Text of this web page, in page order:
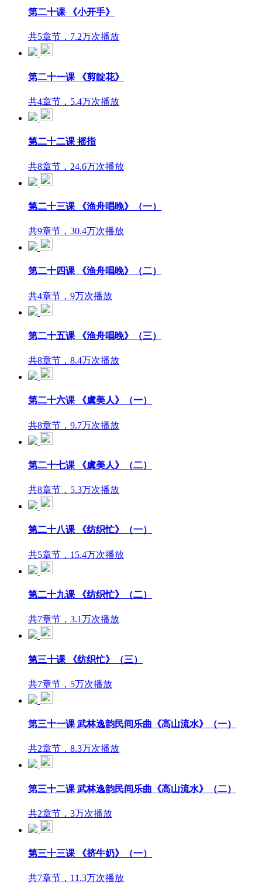
第二十课 《小开手》
共5章节，7.2万次播放
第二十一课 《剪靛花》
共4章节，5.4万次播放
第二十二课 摇指
共8章节，24.6万次播放
第二十三课 《渔舟唱晚》（一）
共9章节，30.4万次播放
第二十四课 《渔舟唱晚》（二）
共4章节，9万次播放
第二十五课 《渔舟唱晚》（三）
共8章节，8.4万次播放
第二十六课 《虞美人》（一）
共8章节，9.7万次播放
第二十七课 《虞美人》（二）
共8章节，5.3万次播放
第二十八课 《纺织忙》（一）
共5章节，15.4万次播放
第二十九课 《纺织忙》（二）
共7章节，3.1万次播放
第三十课 《纺织忙》（三）
共7章节，5万次播放
第三十一课 武林逸韵民间乐曲《高山流水》（一）
共2章节，8.3万次播放
第三十二课 武林逸韵民间乐曲《高山流水》（二）
共2章节，3万次播放
第三十三课 《挤牛奶》（一）
共7章节，11.3万次播放